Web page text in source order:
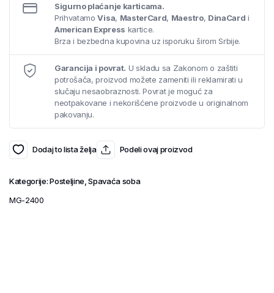
Sigurno plaćanje karticama.
PrihvatamoVisa, MasterCard, Maestro, DinaCard i
American Express kartice.
Brza i bezbedna kupovina uz isporuku širom Srbije.
Garancija i povrat. U skladu sa Zakonom o zaštiti
potrošača, proizvod možete zameniti ili reklamirati u
slučaju nesaobraznosti. Povrat je moguć za
neotpakovane i nekorišćene proizvode u originalnom
pakovanju.
Dodaj to lista želja Podeli ovaj proizvod
Kategorije:Posteljine ,Spavaća soba
MG-2400